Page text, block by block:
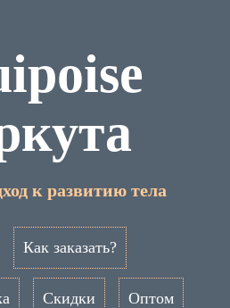
к развитию тела
Как заказать?
Скидки Оптом